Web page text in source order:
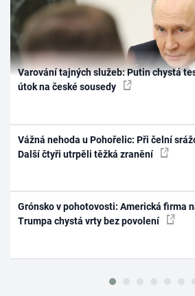
Varování tajných služeb: Putin chystá
útok na české sousedy
Vážná nehoda u Pohořelic: Při čelní
Další čtyři utrpěli těžká zranění
Grónsko v pohotovosti: Americká firma
Trumpa chystá vrty bez povolení